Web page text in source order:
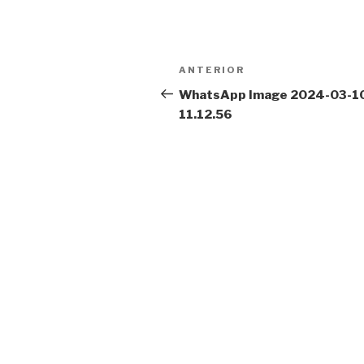
Navegação
de
artigos
Conteúdo
anterior
ANTERIOR
WhatsApp Image 2024-03-
11.12.56